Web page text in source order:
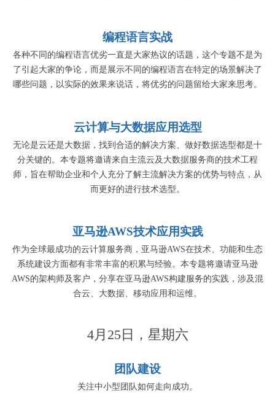
编程语言实战
各种不同的编程语言优劣一直是大家热议的话题，这个专题不是为
了引起大家的争论，而是展示不同的编程语言在特定的场景解决了
哪些问题，以实际的效果来说话，将优劣的问题留给大家来思考。
云计算与大数据应用选型
无论是云还是大数据，找到合适的解决方案、做好数据选型都是十
分关键的。本专题将邀请来自主流云及大数据服务商的技术工程
师，旨在帮助企业和个人充分了解主流解决方案的优势与特点，从
而更好的进行技术选型。
亚马逊AWS技术应用实践
作为全球最成功的云计算服务商，亚马逊AWS在技术、功能和生态
系统建设方面都有非常丰富的积累与经验。本专题将邀请亚马逊
AWS的架构师及客户，分享在亚马逊AWS构建服务的实践，涉及混
合云、大数据、移动应用和运维。
4月25日，星期六
团队建设
关注中小型团队如何走向成功。